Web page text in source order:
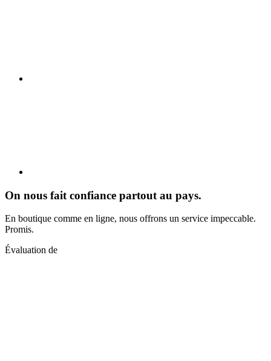
On nous fait confiance partout au pays.
En boutique comme en ligne, nous offrons un service impeccable.
Promis.
Évaluation de